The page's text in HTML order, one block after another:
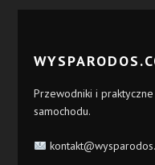
Przewodniki i
samochodu.